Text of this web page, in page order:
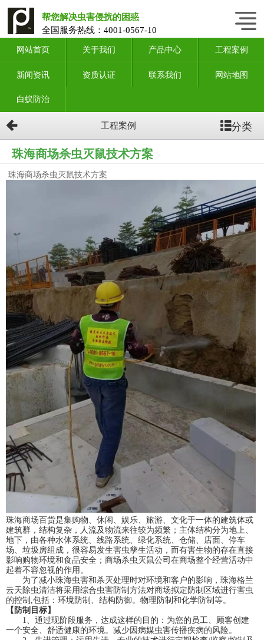
帮您解决虫害侵扰的困惑
全国服务热线：4001-0567-10
网站首页 关于我们 产品中心 工程案例
新闻资讯 资质认证 联系我们 网站地图
白蚁防治
工程案例 分类
珠海商场杀虫灭鼠技术方案
珠海商场杀虫灭鼠技术方案
珠海商场百货是集购物、休闲、娱乐、旅游、文化于一体的建筑体或
建筑群，结构复杂，人流及物流来往较为频繁；主体结构分为地上、
地下，由各种水体系统、线路系统、绿化系统、仓储、店面、停车
场、垃圾房组成，很容易发生害虫孳生活动，而有害生物的存在直接
影响购物环境和食品安全；商场杀虫灭鼠公司在商场整个经营活动中
起着不容忽视的作用。
为了减小珠海虫害和杀灭处理时对环境和客户的影响，珠海格兰
云天除虫清洁将采用综合虫害防制方法对商场拟定防制区域进行害虫
的控制,包括：环境防制、结构防御。物理防制和化学防制等。
【防制目标】
1、通过现阶段服务，达成这样的目的：为您的员工、顾客创建
一个安全、舒适健康的环境。减少因病媒虫害传播疾病的风险。